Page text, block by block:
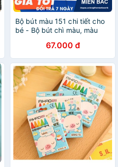
Bộ bút màu 151 chi tiết cho
bé - Bộ bút chì màu, màu
67.000 đ